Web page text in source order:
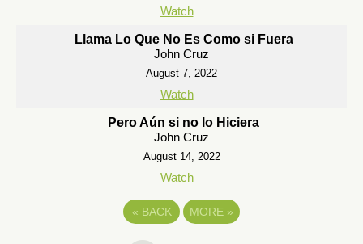
Watch
Llama Lo Que No Es Como si Fuera
John Cruz
August 7, 2022
Watch
Pero Aún si no lo Hiciera
John Cruz
August 14, 2022
Watch
« BACK MORE »